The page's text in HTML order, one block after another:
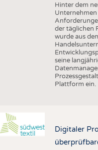
Hinter dem
der täglichen
wurde aus
seine
Plattform ein.
Digitaler